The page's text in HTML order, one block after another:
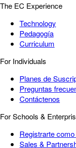
The EC Experience
Technology
Pedagogía
Curriculum
For Individuals
Planes de
Preguntas
Contáctenos
For Schools &
Registrarte
Sales &